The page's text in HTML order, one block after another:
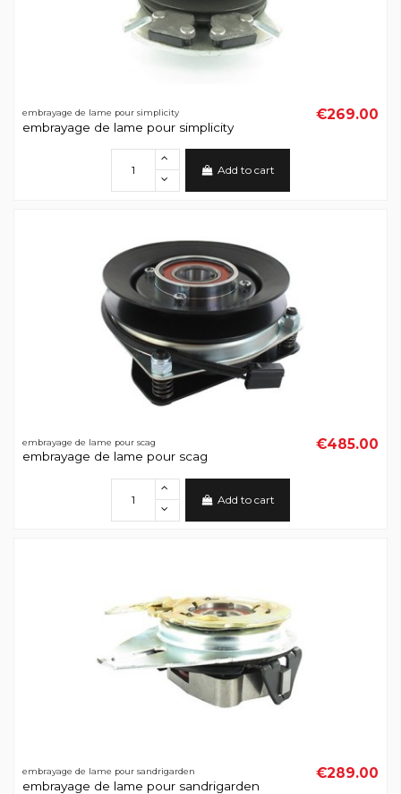
embrayage de lame pour simplicity
embrayage de lame pour simplicity
€269.00
Add to cart
embrayage de lame pour scag
embrayage de lame pour scag
€485.00
Add to cart
embrayage de lame pour sandrigarden
embrayage de lame pour sandrigarden
€289.00